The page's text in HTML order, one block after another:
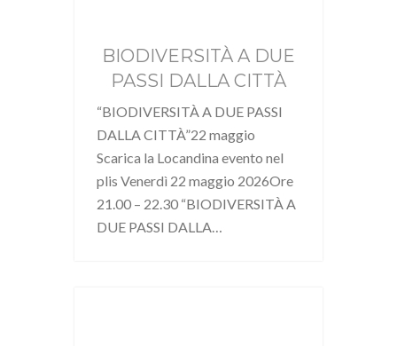
BIODIVERSITÀ A DUE
PASSI DALLA CITTÀ
“BIODIVERSITÀ A DUE PASSI
DALLA CITTÀ”22 maggio
Scarica la Locandina evento nel
plis Venerdì 22 maggio 2026Ore
21.00 – 22.30 “BIODIVERSITÀ A
DUE PASSI DALLA…